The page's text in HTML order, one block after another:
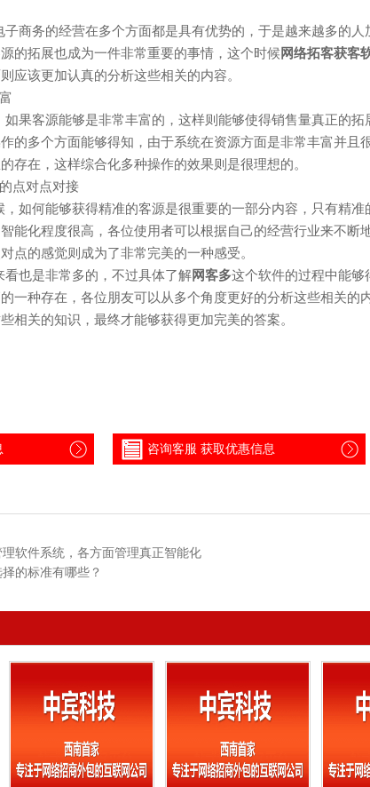
商务的经营在多个方面都是具有优势的，于是越来越多的人
的拓展也成为一件非常重要的事情，这个时候 网络拓客获客
应该更加认真的分析这些相关的内容。
果客源能够是非常丰富的，这样则能够使得销售量真正的拓
的多个方面能够得知，由于系统在资源方面是非常丰富并且
存在，这样综合化多种操作的效果则是很理想的。
点对点对接
如何能够获得精准的客源是很重要的一部分内容，只有精准
能化程度很高，各位使用者可以根据自己的经营行业来不断
点的感觉则成为了非常完美的一种感受。
也是非常多的，不过具体了解网客多这个软件的过程中能够
一种存在，各位朋友可以从多个角度更好的分析这些相关的
相关的知识，最终才能够获得更加完美的答案。
咨询客服 获取优惠信息
软件系统，各方面管理真正智能化
的标准有哪些？